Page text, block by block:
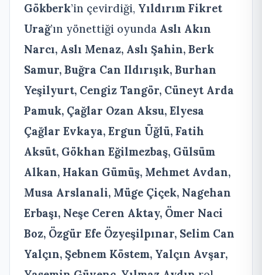
Gökberk’in çevirdiği, Yıldırım Fikret
Urağ’ın yönettiği oyunda Aslı Akın
Narcı, Aslı Menaz, Aslı Şahin, Berk
Samur, Buğra Can Ildırışık, Burhan
Yeşilyurt, Cengiz Tangör, Cüneyt Arda
Pamuk, Çağlar Ozan Aksu, Elyesa
Çağlar Evkaya, Ergun Üğlü, Fatih
Aksüt, Gökhan Eğilmezbaş, Gülsüm
Alkan, Hakan Gümüş, Mehmet Avdan,
Musa Arslanali, Müge Çiçek, Nagehan
Erbaşı, Neşe Ceren Aktay, Ömer Naci
Boz, Özgür Efe Özyeşilpınar, Selim Can
Yalçın, Şebnem Köstem, Yalçın Avşar,